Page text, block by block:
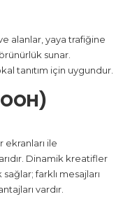
alanlar, yaya trafiğine
sunar.
tanıtım için uygundur.
ekranları ile
Dinamik kreatifler
farklı mesajları
vardır.